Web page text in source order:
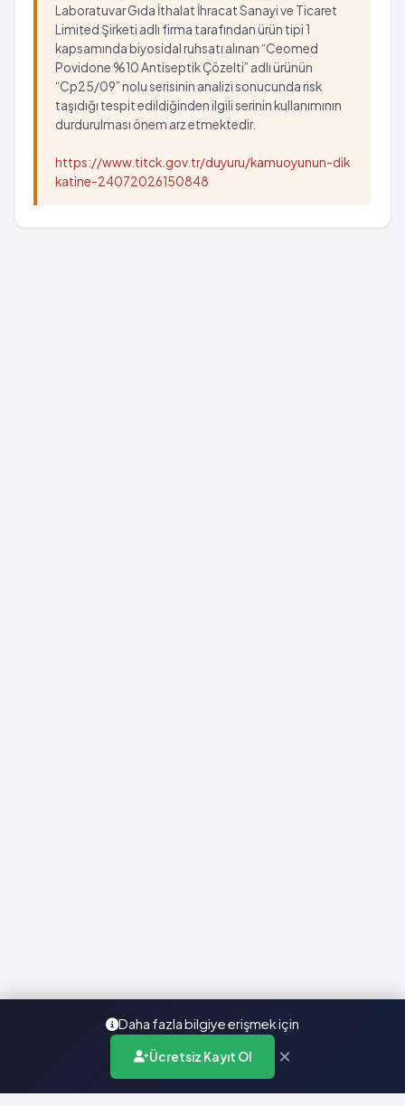
Laboratuvar Gıda İthalat İhracat Sanayi ve Ticaret
Limited Şirketi adlı firma tarafından ürün tipi 1
kapsamında biyosidal ruhsatı alınan “Ceomed
Povidone %10 Antiseptik Çözelti” adlı ürünün
“Cp25/09” nolu serisinin analizi sonucunda risk
taşıdığı tespit edildiğinden ilgili serinin kullanımının
durdurulması önem arz etmektedir.
https://www.titck.gov.tr/duyuru/kamuoyunun-dik
katine-24072026150848
Daha fazla bilgiye erişmek için
Ücretsiz Kayıt Ol ×